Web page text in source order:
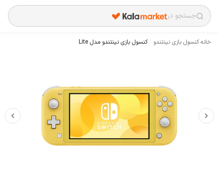
جستجو در
خانهکنسول بازی نینتندو کنسول بازی نینتندو مدل Lite